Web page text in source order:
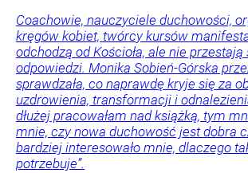
Coachowie, nauczyciele duchowości,
kręgów kobiet, twórcy kursów
odchodzą od Kościoła, ale nie przestają
odpowiedzi. Monika Sobień-Górska
sprawdzała, co naprawdę kryje się za
uzdrowienia, transformacji i
dłużej pracowałam nad książką, tym
mnie, czy nowa duchowość jest dobra
bardziej interesowało mnie, dlaczego
potrzebuje”.